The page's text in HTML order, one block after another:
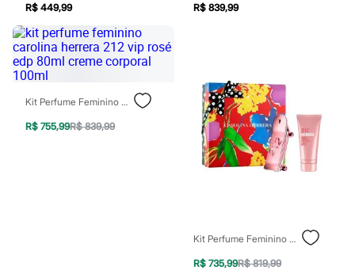
Leggings
Shorts e Bermudas
Tops
Moda íntima
Calcinhas
Cintas e Modeladores
Meias
Pijamas
Sutiãs e Tops
R$ 449,99 R$ 839,99
Kit Perfume Feminino Carolina Herrera 212 Vip Rosé Edp 80ml Creme Corporal 100ml
R$ 755,99R$ 839,99
Kit Perfume Feminino Carolina Herrera 212 Heroes Edp For Her 80ml Creme Corporal For Her 100ml
R$ 735,99R$ 819,99